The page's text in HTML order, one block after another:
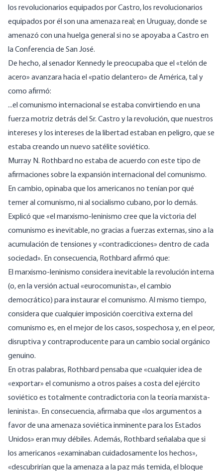
los revolucionarios equipados por Castro, los revolucionarios
equipados por él son una amenaza real; en Uruguay, donde se
amenazó con una huelga general si no se apoyaba a Castro en
la Conferencia de San José.
De hecho,al senador Kennedy le preocupaba que el «telón de
acero» avanzara hacia el «patio delantero» de América, tal y
como afirmó:
...el comunismo internacional se estaba convirtiendo en una
fuerza motriz detrás del Sr. Castro y la revolución, que nuestros
intereses y los intereses de la libertad estaban en peligro, que se
estaba creando un nuevo satélite soviético.
Murray N. Rothbard no estaba de acuerdo con este tipo de
afirmaciones sobre la expansión internacional del comunismo.
En cambio, opinaba que los americanos no tenían por qué
temer al comunismo, ni al socialismo cubano, por lo demás.
Explicó que «el marxismo-leninismo cree que la victoria del
comunismo es inevitable, no gracias a fuerzas externas, sino a la
acumulación de tensiones y «contradicciones» dentro de cada
sociedad». En consecuencia, Rothbard afirmó que:
El marxismo-leninismo considera inevitable la revolución interna
(o, en la versión actual «eurocomunista», el cambio
democrático) para instaurar el comunismo. Al mismo tiempo,
considera que cualquier imposición coercitiva externa del
comunismo es, en el mejor de los casos, sospechosa y, en el peor,
disruptiva y contraproducente para un cambio social orgánico
genuino.
En otras palabras, Rothbard pensabaque «cualquier idea de
«exportar» el comunismo a otros países a costa del ejército
soviético es totalmente contradictoria con la teoría marxista-
leninista». En consecuencia,afirmabaque «los argumentos a
favor de una amenaza soviética inminente para los Estados
Unidos» eran muy débiles. Además, Rothbard señalabaque si
los americanos «examinaban cuidadosamente los hechos»,
«descubrirían que la amenaza a la paz más temida, el bloque